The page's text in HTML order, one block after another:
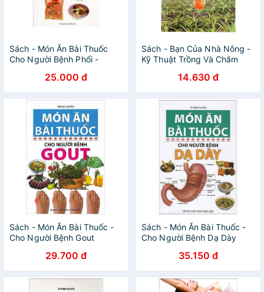
Sách - Món Ăn Bài Thuốc
Cho Người Bệnh Phổi -
25.000 đ
Sách - Bạn Của Nhà Nông -
Kỹ Thuật Trồng Và Chăm
14.630 đ
Sách - Món Ăn Bài Thuốc -
Cho Người Bệnh Gout
29.700 đ
Sách - Món Ăn Bài Thuốc -
Cho Người Bệnh Dạ Dày
35.150 đ